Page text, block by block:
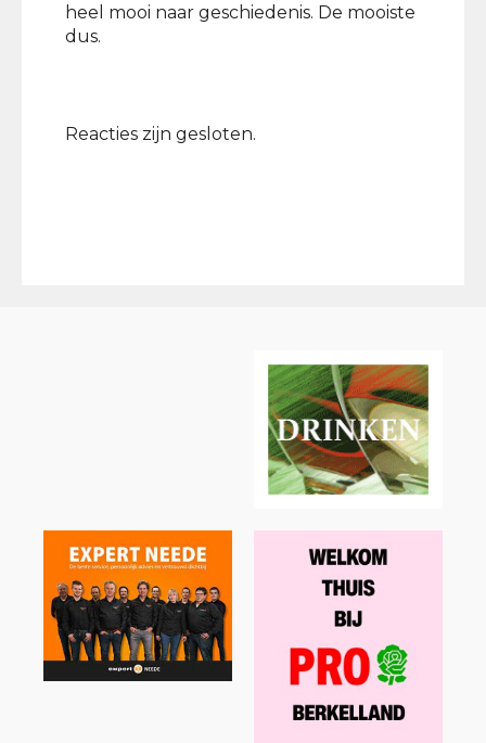
heel mooi naar geschiedenis. De mooiste
dus.
Reacties zijn gesloten.